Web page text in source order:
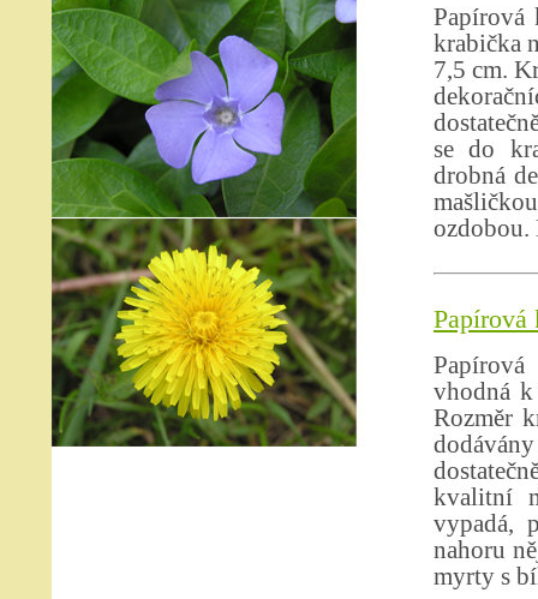
krabička
7,5 cm.
se do
drobná
ozdobou.
Papírová
vhodná
Rozměr
kvalitní
vypadá,
nahoru
myrty s